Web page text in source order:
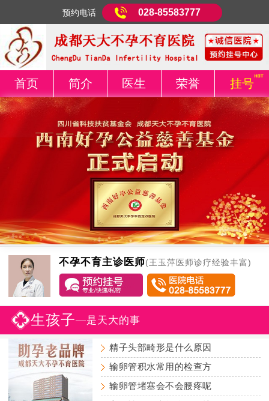
预约电话 028-85583777
首页 简介 医生 荣誉 挂号
不孕不育主诊医师(王玉萍医师诊疗经验丰富)
生孩子—是天大的事
精子头部畸形是什么原因
输卵管积水常用的检查方
输卵管堵塞会不会腰疼呢